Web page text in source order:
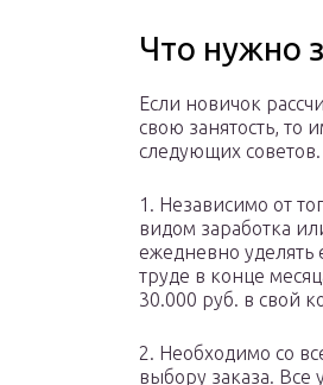
Что нужно
Если новичок
свою занятость, то
следующих советов.
1. Независимо от
видом заработка
ежедневно уделять
труде в конце
30.000 руб. в свой
2. Необходимо со
выбору заказа.